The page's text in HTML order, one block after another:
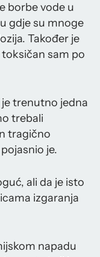
borbe vode u
gdje su mnoge
Također je
sam po
trenutno jedna
trebali
tragično
je.
ali da je isto
izgaranja
napadu